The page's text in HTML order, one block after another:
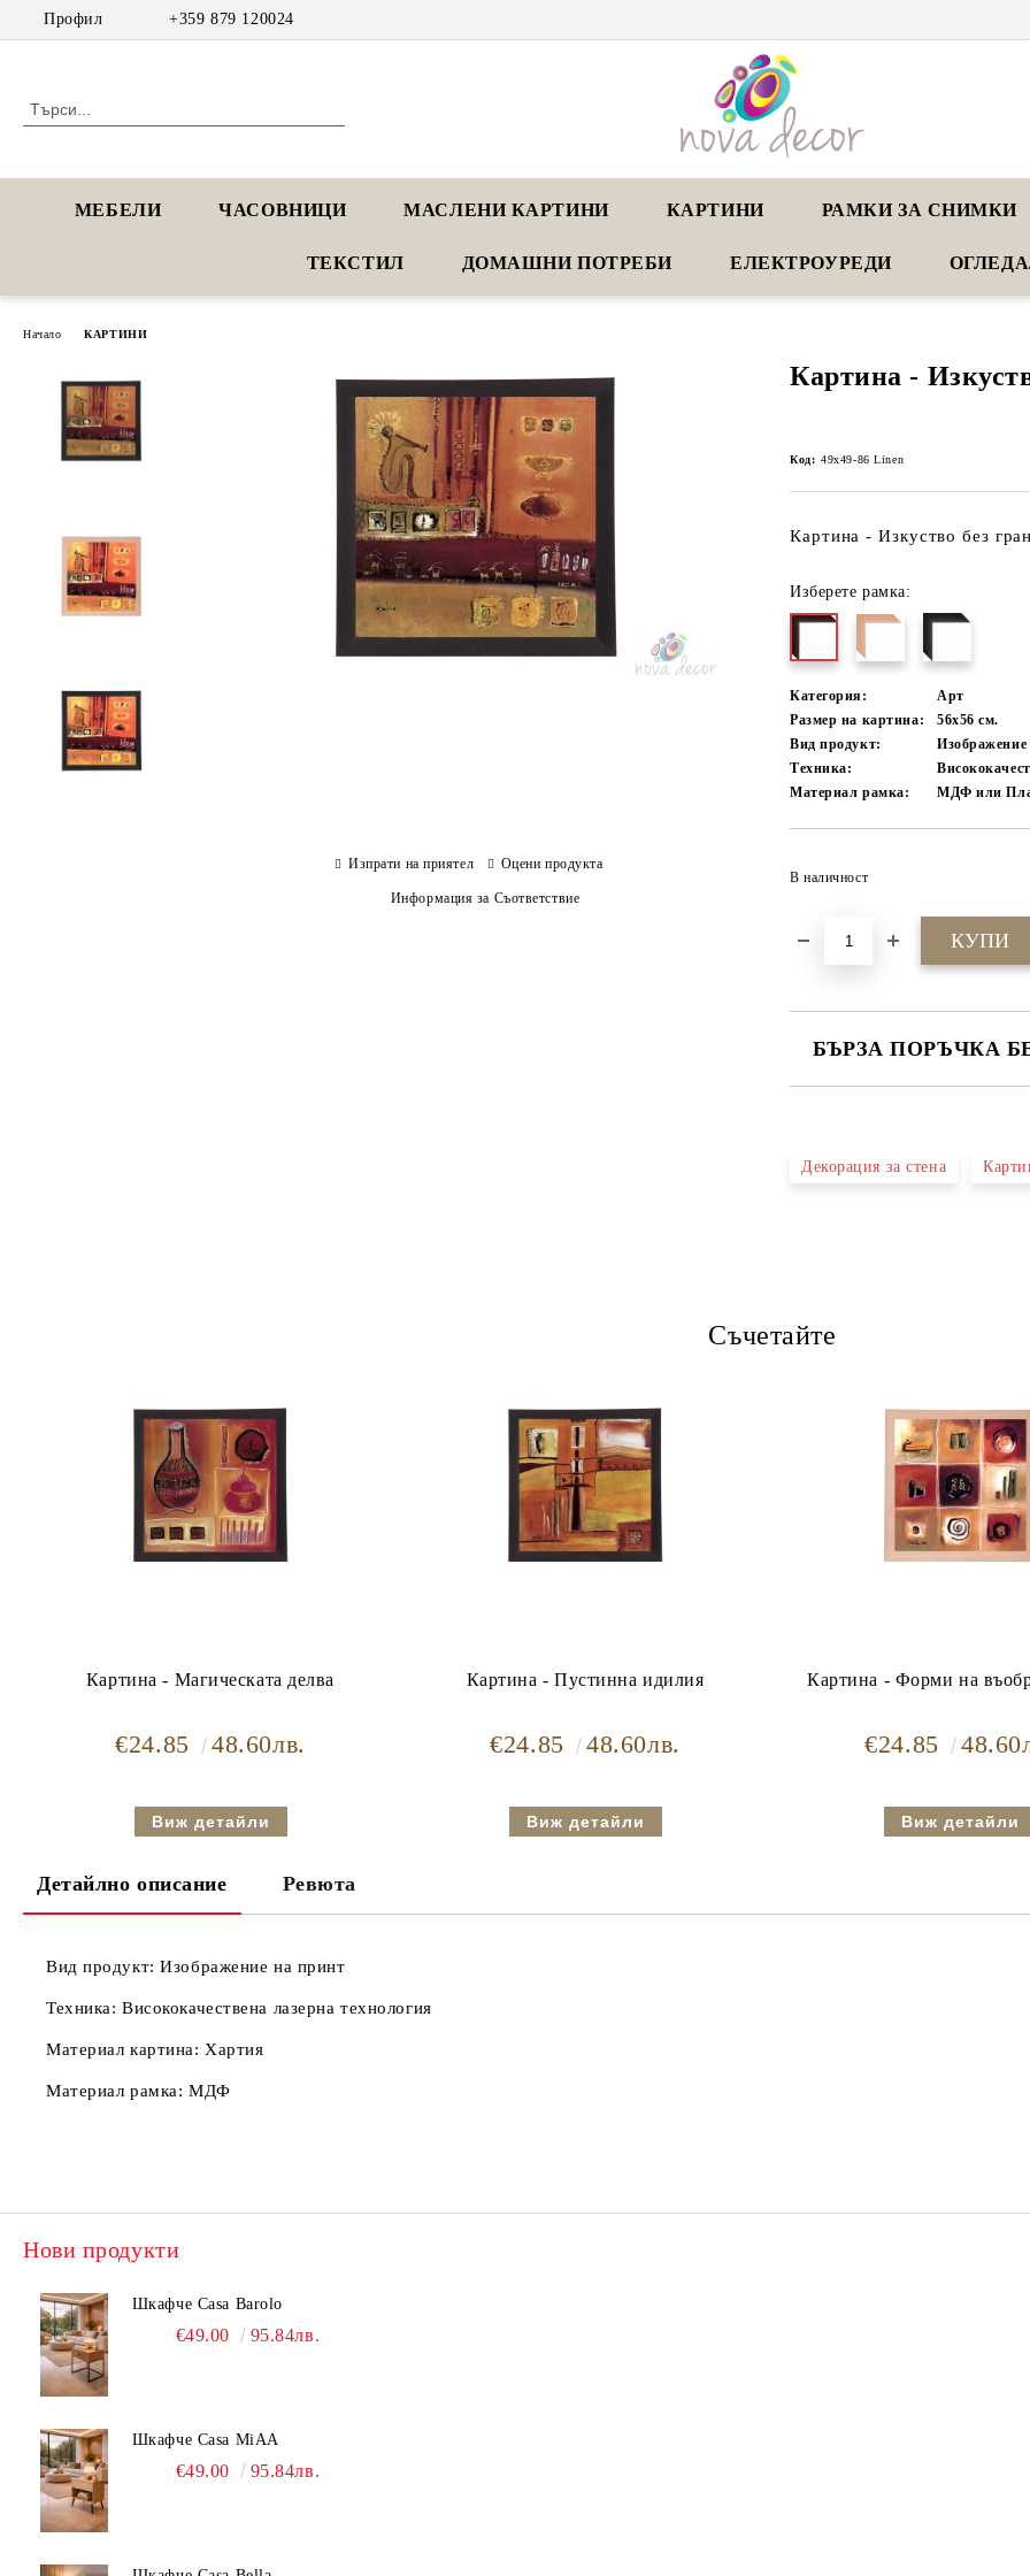
Профил +359 879 120024
МЕБЕЛИ ЧАСОВНИЦИ МАСЛЕНИ КАРТИНИ КАРТИНИ РАМКИ ЗА СНИМКИ
ТЕКСТИЛ ДОМАШНИ ПОТРЕБИ ЕЛЕКТРОУРЕДИ
Начало КАРТИНИ
Картина -
Код: 49x49-86 Linen
Картина - Изкуство без
Изберете рамка:
Категория:
Арт
Размер на картина:
56х56 см.
Вид продукт:
Техника:
Материал рамка:
МДФ или
В наличност
БЪРЗА ПОРЪЧКА
Декорация за стена
Изпрати на приятел Оцени продукта
Информация за Съответствие
Съчетайте
Картина - Магическата делва
€24.85 48.60лв.
Виж детайли
Картина - Пустинна идилия
€24.85 48.60лв.
Виж детайли
Картина - Форми на
€24.85
Виж детайли
Детайлно описание Ревюта
Вид продукт:Изображение на принт
Техника: Висококачествена лазерна технология
Материал картина: Хартия
Материал рамка: МДФ
Нови продукти
Шкафче Casa Barolo
€49.00 95.84лв.
Шкафче Casa MiAA
€49.00 95.84лв.